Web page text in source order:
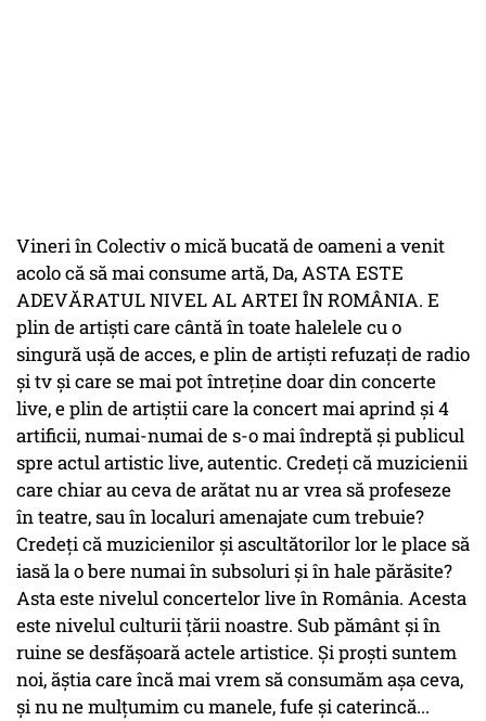
Vineri în Colectiv o mică bucată de oameni a venit
acolo că să mai consume artă, Da, ASTA ESTE
ADEVĂRATUL NIVEL AL ARTEI ÎN ROMÂNIA. E
plin de artişti care cântă în toate halelele cu o
singură uşă de acces, e plin de artişti refuzaţi de radio
şi tv şi care se mai pot întreţine doar din concerte
live, e plin de artiştii care la concert mai aprind şi 4
artificii, numai-numai de s-o mai îndreptă şi publicul
spre actul artistic live, autentic. Credeţi că muzicienii
care chiar au ceva de arătat nu ar vrea să profeseze
în teatre, sau în localuri amenajate cum trebuie?
Credeţi că muzicienilor şi ascultătorilor lor le place să
iasă la o bere numai în subsoluri şi în hale părăsite?
Asta este nivelul concertelor live în România. Acesta
este nivelul culturii ţării noastre. Sub pământ şi în
ruine se desfăşoară actele artistice. Şi proşti suntem
noi, ăştia care încă mai vrem să consumăm aşa ceva,
şi nu ne mulţumim cu manele, fufe şi caterincă...